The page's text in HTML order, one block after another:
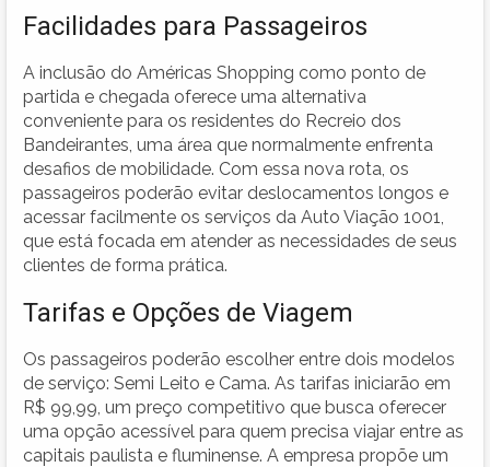
Facilidades para Passageiros
A inclusão do Américas Shopping como ponto de
partida e chegada oferece uma alternativa
conveniente para os residentes do Recreio dos
Bandeirantes, uma área que normalmente enfrenta
desafios de mobilidade. Com essa nova rota, os
passageiros poderão evitar deslocamentos longos e
acessar facilmente os serviços da Auto Viação 1001,
que está focada em atender as necessidades de seus
clientes de forma prática.
Tarifas e Opções de Viagem
Os passageiros poderão escolher entre dois modelos
de serviço: Semi Leito e Cama. As tarifas iniciarão em
R$ 99,99, um preço competitivo que busca oferecer
uma opção acessível para quem precisa viajar entre as
capitais paulista e fluminense. A empresa propõe um